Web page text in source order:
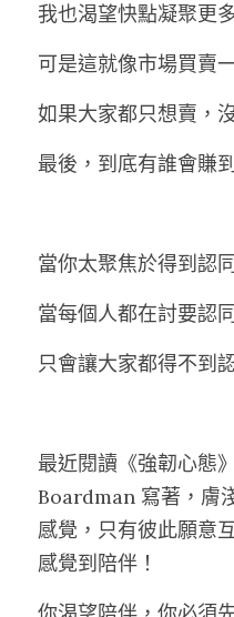
我也渴望快點凝聚更
可是這就像市場買賣
如果大家都只想賣，
最後，到底有誰會賺
當你太聚焦於得到認
當每個人都在討要認
只會讓大家都得不到
最近閱讀《強韌心態
Boardman 寫著，膚
感覺，只有彼此願意
感覺到陪伴！